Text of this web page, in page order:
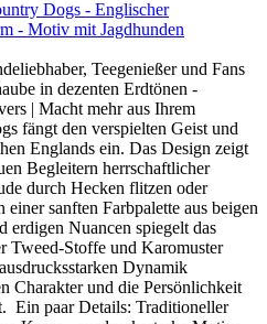
Teegenießer und Fans
in dezenten Erdtönen -
| Macht mehr aus Ihrem
fängt den verspielten Geist und
Englands ein. Das Design zeigt
Begleitern herrschaftlicher
durch Hecken flitzen oder
sanften Farbpalette aus beigen
erdigen Nuancen spiegelt das
Tweed-Stoffe und Karomuster
Dynamik
Charakter und die Persönlichkeit
Ein paar Details: Traditioneller